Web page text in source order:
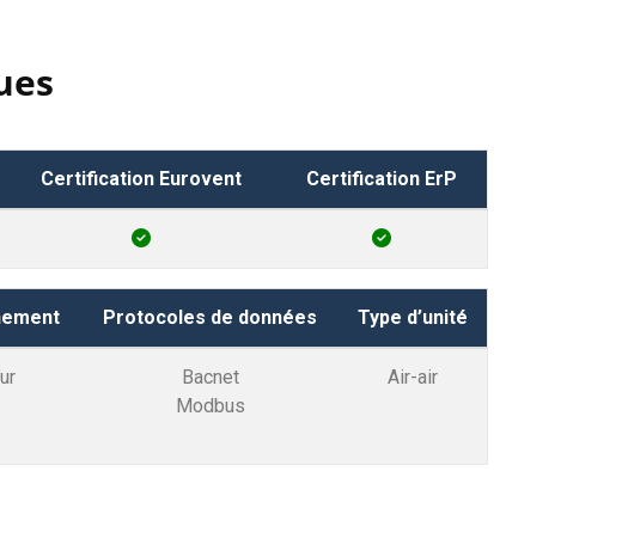
Certification Eurovent Certification ErP
Protocoles de données Type d’unité
Bacnet
Modbus
Air-air